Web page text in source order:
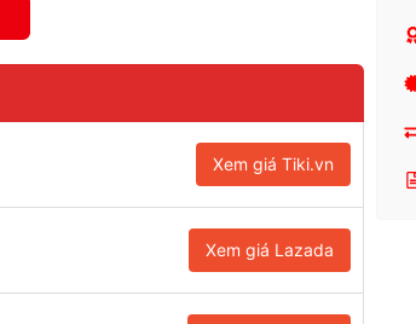
Xem giá Tiki.vn
Xem giá Lazada